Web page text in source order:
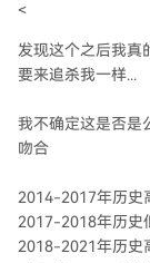
表明存在精确到天的
期叙事在加密市
了一个简单的故
期时间仍是一个
部分，本身不足
依据。
<
发现这个之后我真
要来追杀我一样...
我不确定这是否是
吻合
2014-2017年历史
2017-2018年历史
2018-2021年历史